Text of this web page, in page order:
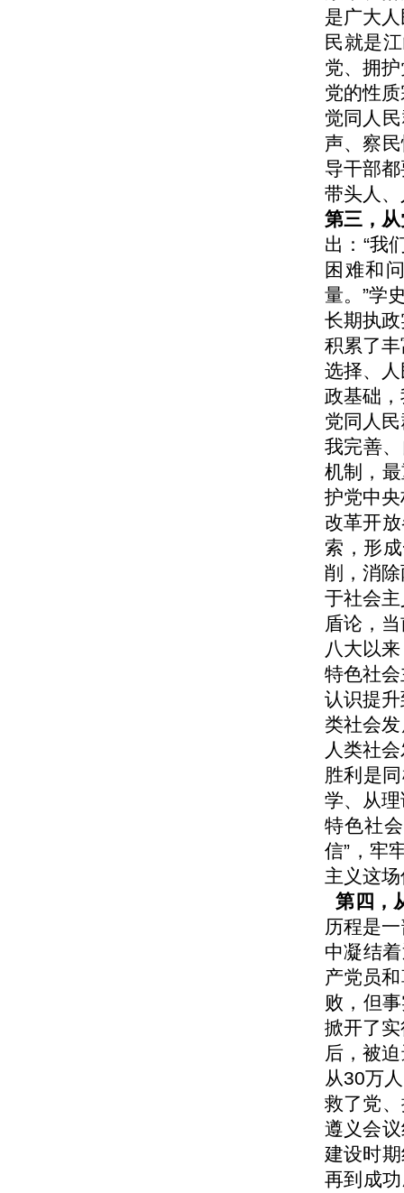
是广大
民就是
党、拥
党的性
觉同人
声、察
导干部
带头人
第三，
出：“我
困难和
量。”学
长期执
积累了
选择、
政基础
党同人
我完善
机制，
护党中
改革开
索，形
削，消
于社会
盾论，
八大以
特色社
认识提
类社会
人类社
胜利是
学、从
特色社
信”，牢
主义这
第四，
历程是
中凝结
产党员
败，但
掀开了
后，被
从30万
救了党
遵义会
建设时
再到成